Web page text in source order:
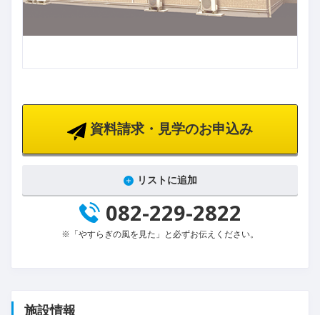
資料請求・見学のお申込み
リストに追加
082-229-2822
※「やすらぎの風を見た」と必ずお伝えください。
施設情報